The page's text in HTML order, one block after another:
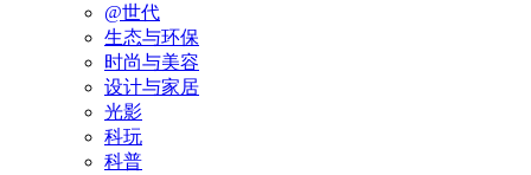
@世代
生态与环保
时尚与美容
设计与家居
光影
科玩
科普